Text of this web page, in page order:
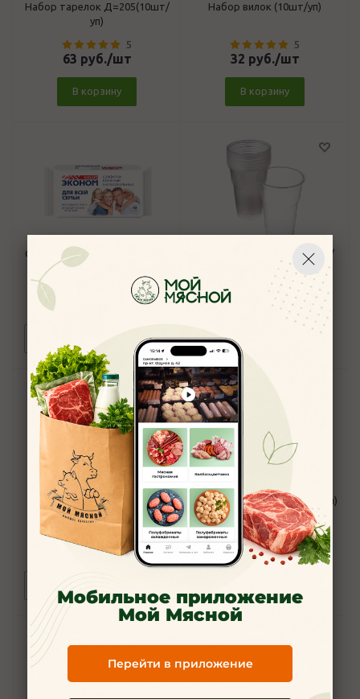
Набор тарелок Д=205(10шт/
уп)
5
63 руб./шт
В корзину
Набор вилок (10шт/уп)
5
32 руб./шт
В корзину
Салфетки влажные ЭКОНОМ
СМАРТ 60шт
4,9
Набор стаканов 0,1л (10шт/
5
21 руб. /шт
Салфетки влажные 15шт/уп
антибакт. СМАРТ Эконом
руб./шт
набор мисок 0,475л (10шт/уп)
5
74 руб./шт
Мобильное приложение
Мой Мясной
Перейти в приложение